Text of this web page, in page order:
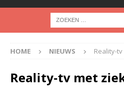
HOME NIEUWS Reality-
Reality-tv met